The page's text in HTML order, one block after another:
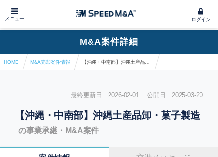
メニュー ログイン
M&A案件詳細
HOME M&A売却案件情報
最終更新日 : 2026-02-01 公開日 : 2025-03-20
【沖縄・中南部】沖縄土産品卸・菓子製造
の事業承継・M&A案件